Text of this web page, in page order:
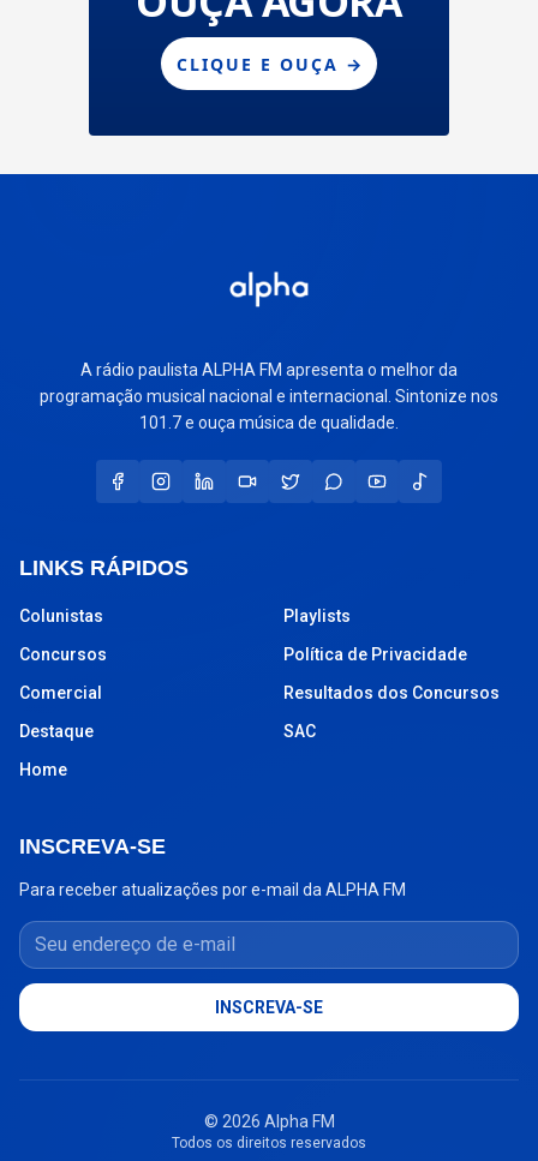
A rádio paulista ALPHA FM apresenta o melhor da
programação musical nacional e internacional. Sintonize nos
101.7 e ouça música de qualidade.
LINKS RÁPIDOS
Colunistas
Concursos
Comercial
Destaque
Home
Playlists
Política de Privacidade
Resultados dos Concursos
SAC
INSCREVA-SE
Para receber atualizações por e-mail da ALPHA FM
Seu endereço de e-mail
INSCREVA-SE
© 2026 Alpha FM
Todos os direitos reservados